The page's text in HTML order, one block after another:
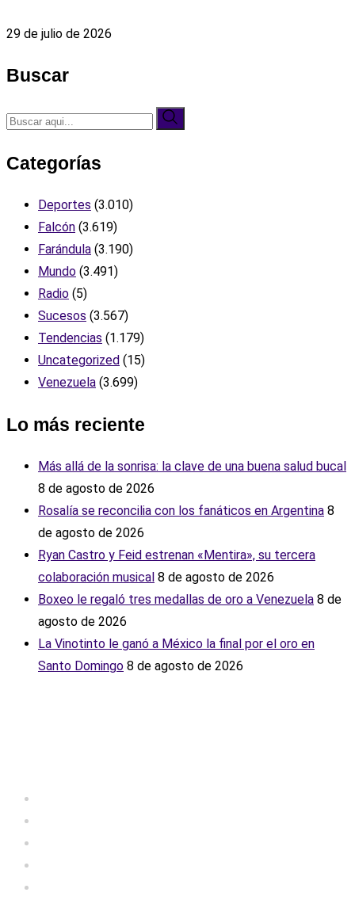
29 de julio de 2026
Buscar
Categorías
Deportes (3.010)
Falcón (3.619)
Farándula (3.190)
Mundo (3.491)
Radio (5)
Sucesos (3.567)
Tendencias (1.179)
Uncategorized (15)
Venezuela (3.699)
Lo más reciente
Más allá de la sonrisa: la clave de una buena salud bucal
8 de agosto de 2026
Rosalía se reconcilia con los fanáticos en Argentina 8
de agosto de 2026
Ryan Castro y Feid estrenan «Mentira», su tercera
colaboración musical 8 de agosto de 2026
Boxeo le regaló tres medallas de oro a Venezuela 8 de
agosto de 2026
La Vinotinto le ganó a México la final por el oro en
Santo Domingo 8 de agosto de 2026